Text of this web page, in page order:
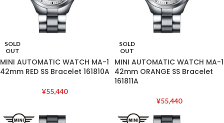
SOLD
OUT
MINI AUTOMATIC WATCH MA-1
42mm RED SS Bracelet 161810A
¥55,440
SOLD
OUT
MINI AUTOMATIC WATCH MA-1
42mm ORANGE SS Bracelet
161811A
¥55,440